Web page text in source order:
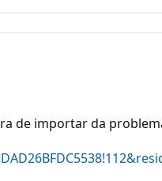
de importar da